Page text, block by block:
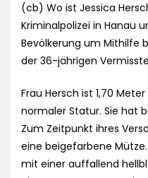
(cb) Wo ist Jessica
Kriminalpolizei in Hanau
Bevölkerung um Mithilfe
der 36-jährigen
Frau Hersch ist 1,70
normaler Statur. Sie hat
Zum Zeitpunkt ihres
eine beigefarbene
mit einer auffallend